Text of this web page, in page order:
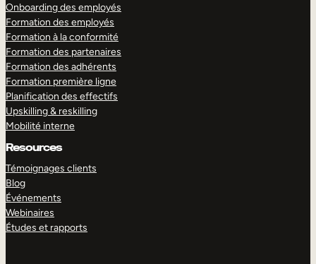
Onboarding des employés
Formation des employés
Formation à la conformité
Formation des partenaires
Formation des adhérents
Formation première ligne
Planification des effectifs
Upskilling & reskilling
Mobilité interne
Resources
Témoignages clients
Blog
Événements
Webinaires
Études et rapports